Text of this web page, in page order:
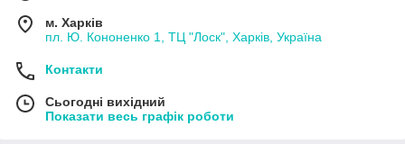
м. Харків
пл. Ю. Кононенко 1, ТЦ "Лоск", Харків, Україна
Контакти
Сьогодні вихідний
Показати весь графік роботи